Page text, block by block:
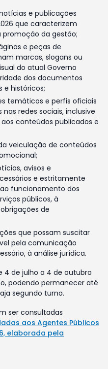
e publicações
que caracterizem
da gestão;
e peças de
marcas, slogans ou
do atual Governo
dos documentos
e históricos;
temáticos e perfis oficiais
redes sociais, inclusive
conteúdos publicados e
veiculação de conteúdos
avisos e
e estritamente
funcionamento dos
públicos, à
de
que possam suscitar
pela comunicação
à análise jurídica.
4 de julho a 4 de outubro
podendo permanecer até
segundo turno.
ser consultadas
aos Agentes Públicos
elaborada pela